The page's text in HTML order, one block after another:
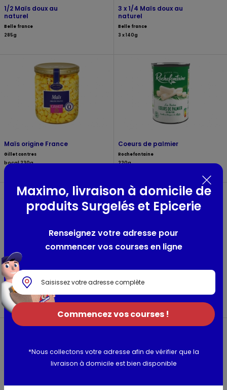
1/2 Maïs doux au
naturel
Belle france
285g
3 x 1/4 Maïs doux au
naturel
Belle france
3 x 140g
Maïs origine France
Gillet contres
bocal 230g
Coeurs de palmier
Rochefontaine
220g
Asperges blanches
moyennes
Belle france
bocal 205g
Asperges blanches
grosses
Maximo, livraison à domicile de
produits Surgelés et Epicerie
Renseignez votre adresse pour
commencer vos courses en ligne
Commencez vos courses !
*Nous collectons votre adresse afin de vérifier que la
livraison à domicile est bien disponible